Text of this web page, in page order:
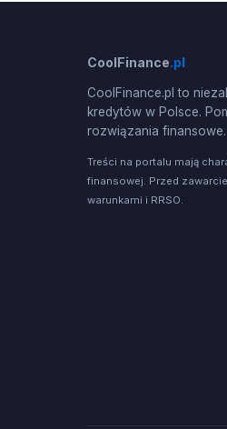
CoolFinance.pl
CoolFinance.pl to
kredytów w Polsce.
rozwiązania finansowe.
Treści na portalu mają
finansowej. Przed
warunkami i RRSO.